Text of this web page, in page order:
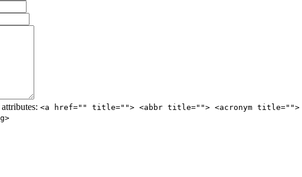
<a href="" title=""> <abbr title=""> <acronym title="">